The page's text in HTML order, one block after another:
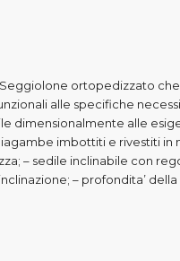
Seggiolone ortopedizzato
alle specifiche
dimensionalmente alle
imbottiti e rivestiti
– sedile inclinabile con
– profondita’